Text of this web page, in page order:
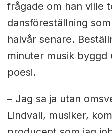
frågade om han ville
dansföreställning
halvår senare.
minuter musik byggd
poesi.
– Jag sa ja utan
Lindvall, musiker,